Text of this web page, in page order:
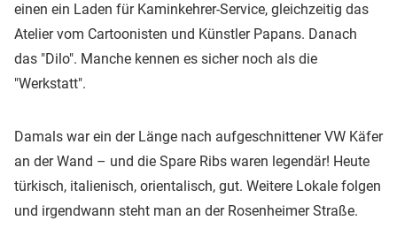
einen ein Laden für Kaminkehrer-Service, gleichzeitig das
Atelier vom Cartoonisten und Künstler Papans. Danach
das "Dilo". Manche kennen es sicher noch als die
"Werkstatt".
Damals war ein der Länge nach aufgeschnittener VW Käfer
an der Wand – und die Spare Ribs waren legendär! Heute
türkisch, italienisch, orientalisch, gut. Weitere Lokale folgen
und irgendwann steht man an der Rosenheimer Straße.